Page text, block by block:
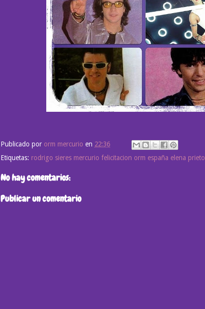
Publicado por orm mercurio en 22:36
Etiquetas: rodrigo sieres mercurio felicitacion orm españa elena prieto
No hay comentarios:
Publicar un comentario